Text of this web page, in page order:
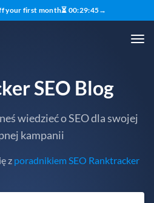
your first month⏳ 00:29:44→
SEO Blog
wiedzieć o SEO dla swojej
kampanii
z poradnikiem SEO Ranktracker